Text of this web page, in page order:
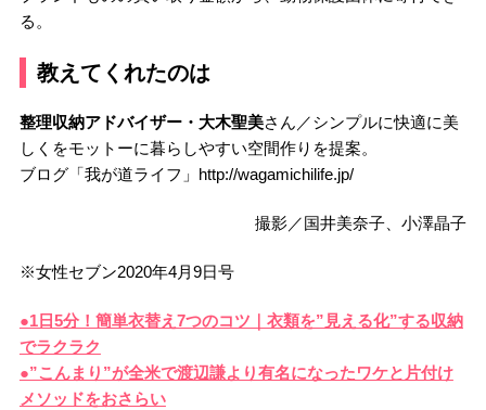
る。
教えてくれたのは
整理収納アドバイザー・大木聖美さん／シンプルに快適に美
しくをモットーに暮らしやすい空間作りを提案。
ブログ「我が道ライフ」http://wagamichilife.jp/
撮影／国井美奈子、小澤晶子
※女性セブン2020年4月9日号
●1日5分！簡単衣替え7つのコツ｜衣類を”見える化”する収納
でラクラク
●”こんまり”が全米で渡辺謙より有名になったワケと片付け
メソッドをおさらい